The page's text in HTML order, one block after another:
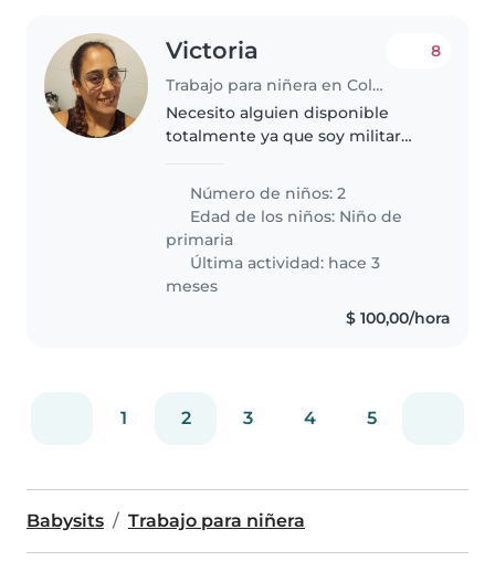
Victoria
Trabajo para niñera en Colonia Nicolich
8
Necesito alguien disponible
totalmente ya que soy militar
aveces navegó. El cuidado sería
de lunes a viernes llevarlos a la
escuela. Los días de guardias..
Número de niños: 2
Edad de los niños: Niño de
primaria
Última actividad: hace 3
meses
$ 100,00/hora
1 2 3 4 5
Babysits Trabajo para niñera